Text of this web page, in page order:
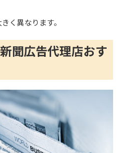
く異なります。
聞広告代理店おす